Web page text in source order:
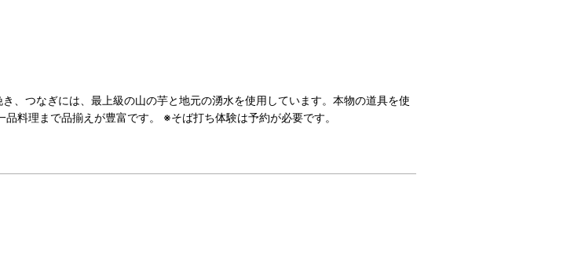
、つなぎには、最上級の山の芋と地元の湧水を使用しています。本物の道具を使
料理まで品揃えが豊富です。 ※そば打ち体験は予約が必要です。